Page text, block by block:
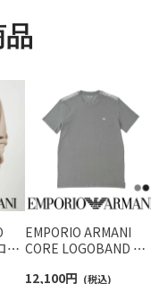
イ
EMPORIO ARMANI
CORE LOGOBAND コ
12,100円 (税込)